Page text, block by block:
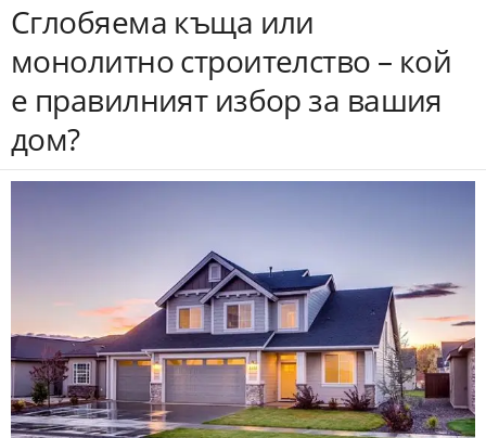
Сглобяема къща или
монолитно строителство – кой
е правилният избор за вашия
дом?